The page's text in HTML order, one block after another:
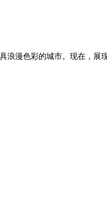
浪漫色彩的城市。现在，展